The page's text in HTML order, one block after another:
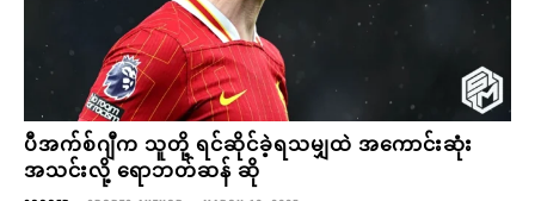
ပီအက်စ်ဂျီက သူတို့ ရင်ဆိုင်ခဲ့ရသမျှထဲ အကောင်းဆုံး
အသင်းလို့ ရောဘတ်ဆန် ဆို